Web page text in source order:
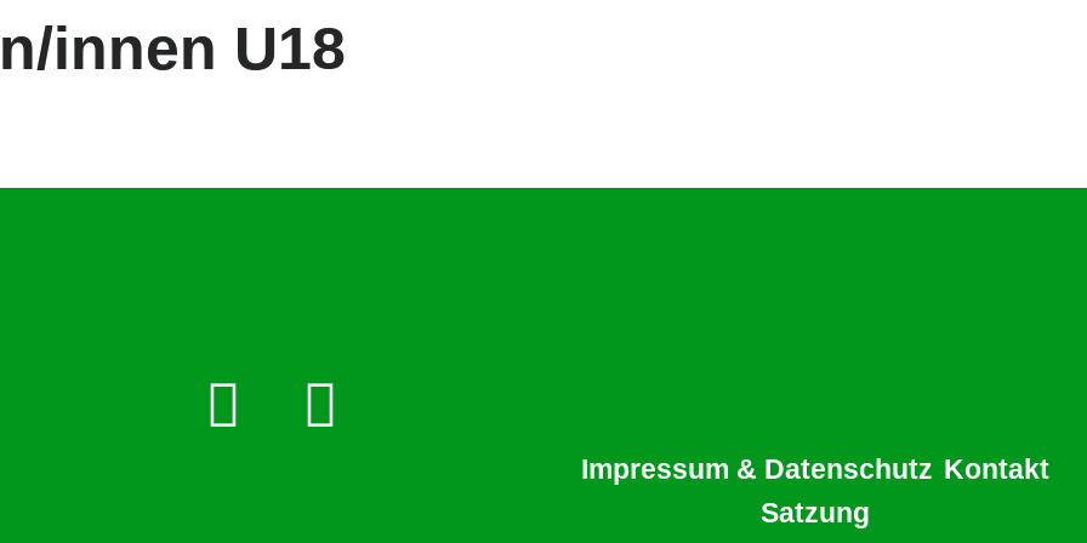
innen U18
Impressum & Datenschutz Kontakt
Satzung